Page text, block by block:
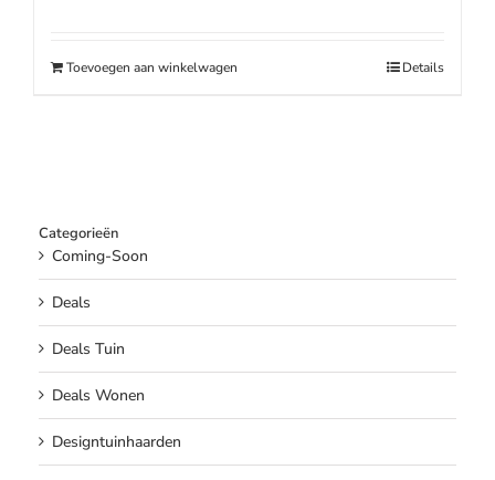
Toevoegen aan winkelwagen Details
Categorieën
Coming-Soon
Deals
Deals Tuin
Deals Wonen
Designtuinhaarden